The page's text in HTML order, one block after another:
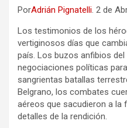
PorAdrián Pignatelli. 2 de
Los testimonios de los
vertiginosos días que
país. Los buzos anfibios
negociaciones políticas
sangrientas batallas
Belgrano, los combates
aéreos que sacudieron a
detalles de la rendición.